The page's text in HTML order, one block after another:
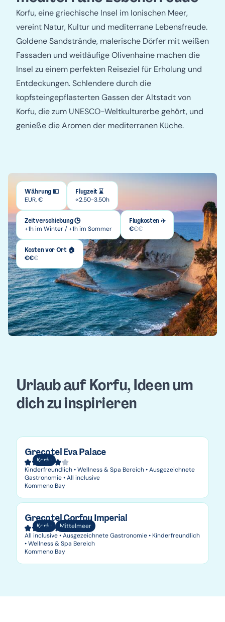
Korfu, eine griechische Insel im Ionischen Meer,
vereint Natur, Kultur und mediterrane Lebensfreude.
Goldene Sandstrände, malerische Dörfer mit weißen
Fassaden und weitläufige Olivenhaine machen die
Insel zu einem perfekten Reiseziel für Erholung und
Entdeckungen. Schlendere durch die
kopfsteingepflasterten Gassen der Altstadt von
Korfu, die zum UNESCO-Weltkulturerbe gehört, und
genieße die Aromen der mediterranen Küche.
Währung 💵
EUR, €
Flugzeit ⌛
≈2.50-3.50h
Zeitverschiebung 🕒
+1h im Winter / +1h im Sommer
Flugkosten ✈️
€€€
Kosten vor Ort 🏠
€€€
Urlaub auf Korfu, Ideen um
dich zu inspirieren
Korfu
Grecotel Eva Palace
Kinderfreundlich • Wellness & Spa Bereich • Ausgezeichnete
Gastronomie • All inclusive
Kommeno Bay
Korfu Mittelmeer
Grecotel Corfou Imperial
All inclusive • Ausgezeichnete Gastronomie • Kinderfreundlich
• Wellness & Spa Bereich
Kommeno Bay